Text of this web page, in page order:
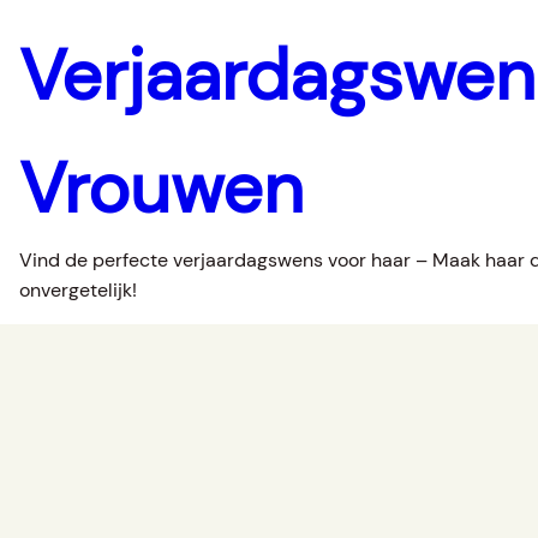
Vrouwen
Vind de perfecte verjaardagswens voor haar – Maak haar
onvergetelijk!